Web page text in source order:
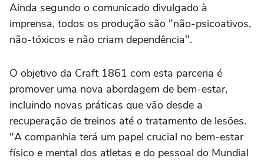
Ainda segundo o comunicado divulgado à
imprensa, todos os produção são "não-psicoativos,
não-tóxicos e não criam dependência".
O objetivo da Craft 1861 com esta parceria é
promover uma nova abordagem de bem-estar,
incluindo novas práticas que vão desde a
recuperação de treinos até o tratamento de lesões.
"A companhia terá um papel crucial no bem-estar
físico e mental dos atletas e do pessoal do Mundial